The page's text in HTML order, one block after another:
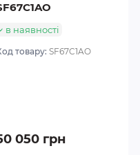
в наявності
товару: SF67C1AO
050 грн